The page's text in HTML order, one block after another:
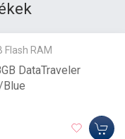
Flash RAM
DataTraveler
Blue